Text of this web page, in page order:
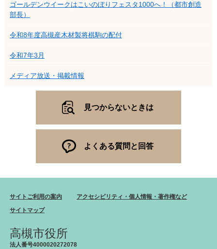
ゴールデンウイークはこいのぼりフェスタ1000へ！（都市創造
部長）
令和8年度高槻産木材製将棋駒の配付
令和7年3月
メディア放送・掲載情報
見つからないときは
よくある質問と回答
サイトご利用の案内
アクセシビリティ・個人情報・著作権など
サイトマップ
高槻市役所
法人番号4000020272078